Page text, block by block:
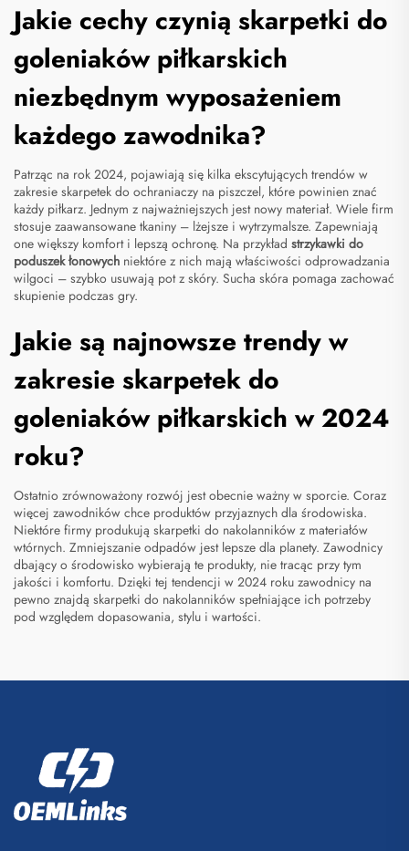
Jakie cechy czynią skarpetki do
goleniaków piłkarskich
niezbędnym wyposażeniem
każdego zawodnika?
Patrząc na rok 2024, pojawiają się kilka ekscytujących trendów w
zakresie skarpetek do ochraniaczy na piszczel, które powinien znać
każdy piłkarz. Jednym z najważniejszych jest nowy materiał. Wiele firm
stosuje zaawansowane tkaniny – lżejsze i wytrzymalsze. Zapewniają
one większy komfort i lepszą ochronę. Na przykład strzykawki do
poduszek łonowych niektóre z nich mają właściwości odprowadzania
wilgoci – szybko usuwają pot z skóry. Sucha skóra pomaga zachować
skupienie podczas gry.
Jakie są najnowsze trendy w
zakresie skarpetek do
goleniaków piłkarskich w 2024
roku?
Ostatnio zrównoważony rozwój jest obecnie ważny w sporcie. Coraz
więcej zawodników chce produktów przyjaznych dla środowiska.
Niektóre firmy produkują skarpetki do nakolanników z materiałów
wtórnych. Zmniejszanie odpadów jest lepsze dla planety. Zawodnicy
dbający o środowisko wybierają te produkty, nie tracąc przy tym
jakości i komfortu. Dzięki tej tendencji w 2024 roku zawodnicy na
pewno znajdą skarpetki do nakolanników spełniające ich potrzeby
pod względem dopasowania, stylu i wartości.